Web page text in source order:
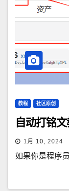
教程 社区原创
自动打铭
1月 10, 2024
如果你是程序